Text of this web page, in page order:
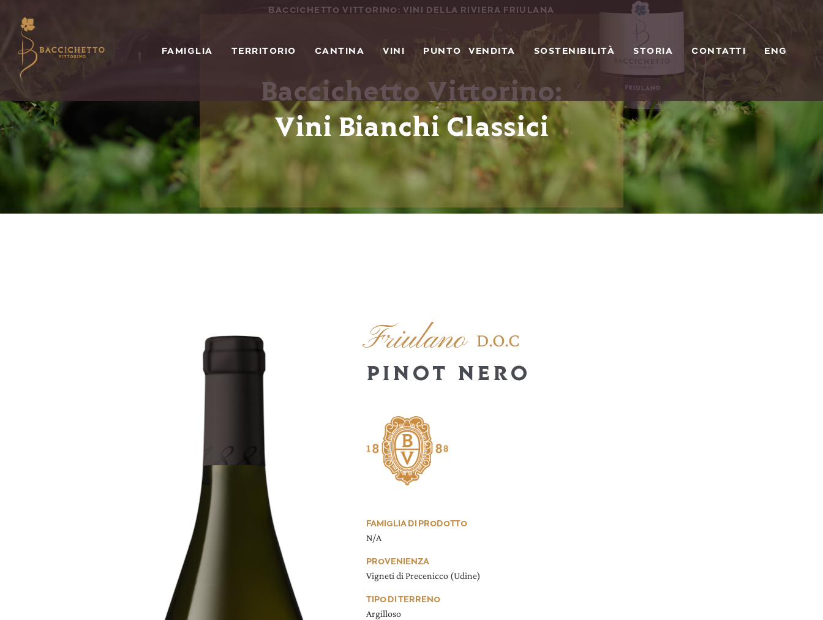
FAMIGLIA TERRITORIO CANTINA VINI PUNTO VENDITA SOSTENIBILITÀ STORIA CONTATTI ENG
BACCICHETTO VITTORINO: VINI DELLA RIVIERA FRIULANA
Baccichetto Vittorino:
Vini Bianchi Classici
Friulano D.O.C
PINOT NERO
FAMIGLIA DI PRODOTTO
N/A
PROVENIENZA
Vigneti di Precenicco (Udine)
TIPO DI TERRENO
Argilloso